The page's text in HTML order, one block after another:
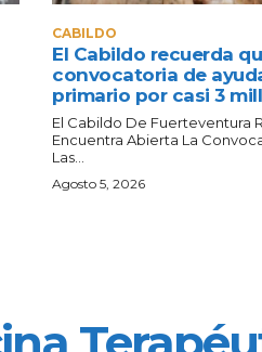
CABILDO
El Cabildo recuerda
convocatoria de
primario por casi 3
El Cabildo De Fuerteventura
Encuentra Abierta La
Las...
Agosto 5, 2026